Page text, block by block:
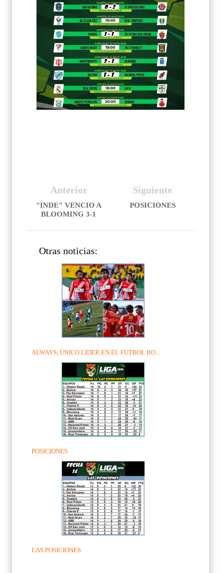
Siguiente
POSICIONES
Anterior
"INDE" VENCIO A
BLOOMING 3-1
Otras noticias:
ALWAYS, ÚNICO LIDER EN EL FUTBOL BO...
POSICIONES
LAS POSICIONES